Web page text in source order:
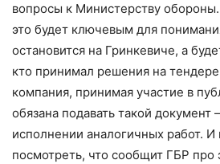
вопросы к Министерству
это будет ключевым для
остановится на Гринкевиче, а
кто принимал решения на
компания, принимая участие в
обязана подавать такой документ
исполнении аналогичных работ.
посмотреть, что сообщит ГБР про